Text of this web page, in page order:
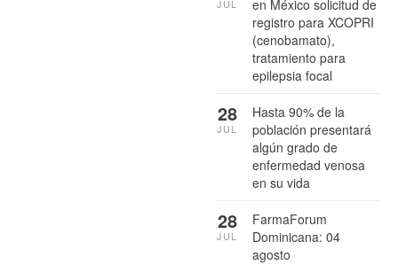
en México solicitud de
registro para XCOPRI
(cenobamato),
tratamiento para
epilepsia focal
JUL
Hasta 90% de la
población presentará
algún grado de
enfermedad venosa
en su vida
28
JUL
FarmaForum
Dominicana: 04
agosto
28
JUL